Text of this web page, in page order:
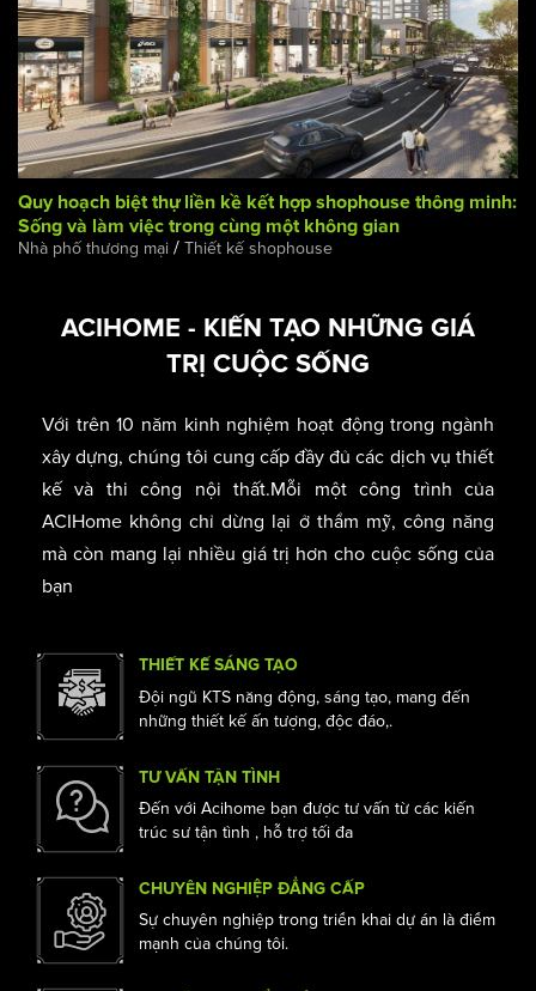
Sống và làm việc trong cùng một không gian
Nhà phố thương mại/ Thiết kế shophouse
ACIHOME - KIẾN TẠO NHỮNG GIÁ
TRỊ CUỘC SỐNG
Với trên 10 năm kinh nghiệm hoạt động trong ngành
xây dựng, chúng tôi cung cấp đầy đủ các dịch vụ thiết
kế và thi công nội thất.Mỗi một công trình của
bạn
Đội ngũ KTS năng động, sáng tạo, mang đến
những thiết kế ấn tượng, độc đáo,.
Đến với Acihome bạn được tư vấn từ các kiến
trúc sư tận tình , hỗ trợ tối đa